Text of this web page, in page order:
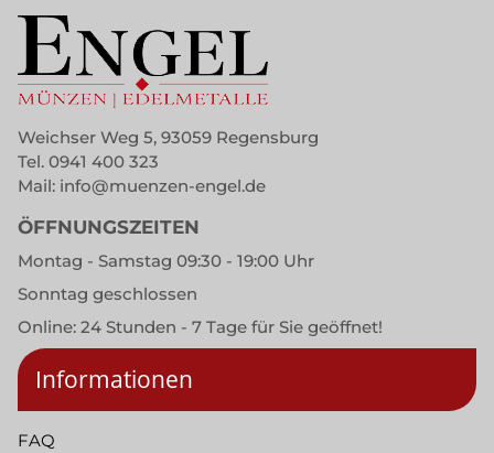
Weichser Weg 5, 93059 Regensburg
Tel. 0941 400 323
Mail: info@muenzen-engel.de
ÖFFNUNGSZEITEN
Montag - Samstag 09:30 - 19:00 Uhr
Sonntag geschlossen
Online: 24 Stunden - 7 Tage für Sie geöffnet!
Informationen
FAQ